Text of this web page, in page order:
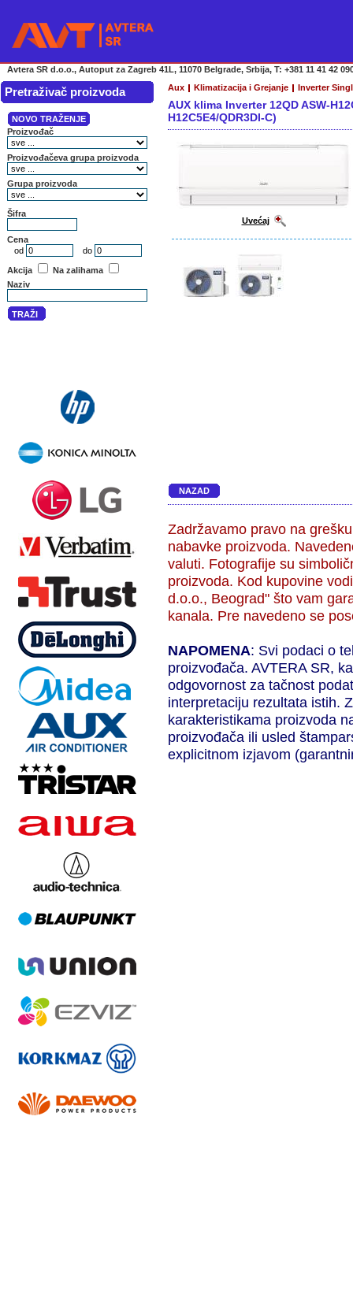
Avtera SR d.o.o., Autoput za Zagreb 41L, 11070 Belgrade, Srbija, T: +381 11 41 42
Pretraživač proizvoda Aux Klimatizacija i Grejanje Inverter
AUX klima Inverter 12QD ASW-
H12C5E4/QDR3DI-C)
Uvećaj
NAZAD
Zadržavamo pravo na
nabavke proizvoda.
valuti. Fotografije su
proizvoda. Kod kupovine
d.o.o., Beograd" što vam
kanala. Pre navedeno se
NAPOMENA: Svi podaci o
proizvođača. AVTERA SR,
odgovornost za tačnost
interpretaciju rezultata istih.
karakteristikama proizvoda
proizvođača ili usled
explicitnom izjavom